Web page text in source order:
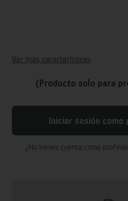
Ver más características
(Producto solo para
Iniciar sesión como
¿No tienes cuenta como